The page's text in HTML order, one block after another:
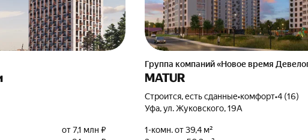
от 7,1 млн ₽
Группа компаний «Новое время
MATUR
Строится, есть сданные•комфорт•4 (16)
Уфа, ул. Жуковского, 19А
1-комн. от 39,4 м²